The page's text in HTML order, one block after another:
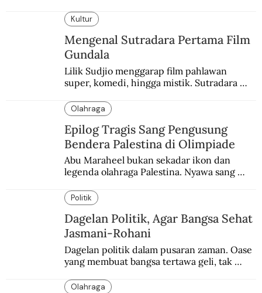
ketegangan antara orang Yahudi dan
penduduk Arab.
Kultur
Mengenal Sutradara Pertama Film
Gundala
Lilik Sudjio menggarap film pahlawan
super, komedi, hingga mistik. Sutradara
Olahraga
Epilog Tragis Sang Pengusung
Bendera Palestina di Olimpiade
Abu Maraheel bukan sekadar ikon dan
legenda olahraga Palestina. Nyawa sang
memblokade Rafah.
Politik
Dagelan Politik, Agar Bangsa Sehat
Jasmani-Rohani
Dagelan politik dalam pusaran zaman. Oase
yang membuat bangsa tertawa geli, tak
Olahraga